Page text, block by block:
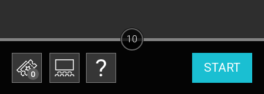
0 START
10